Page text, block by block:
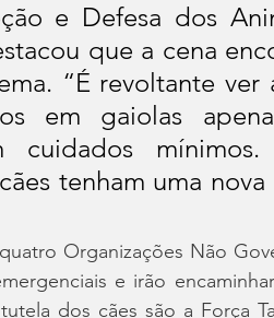
e Defesa dos
que a cena
“É revoltante ver
em gaiolas
mínimos.
tenham uma nova
Organizações Não
e irão
dos cães são a Força